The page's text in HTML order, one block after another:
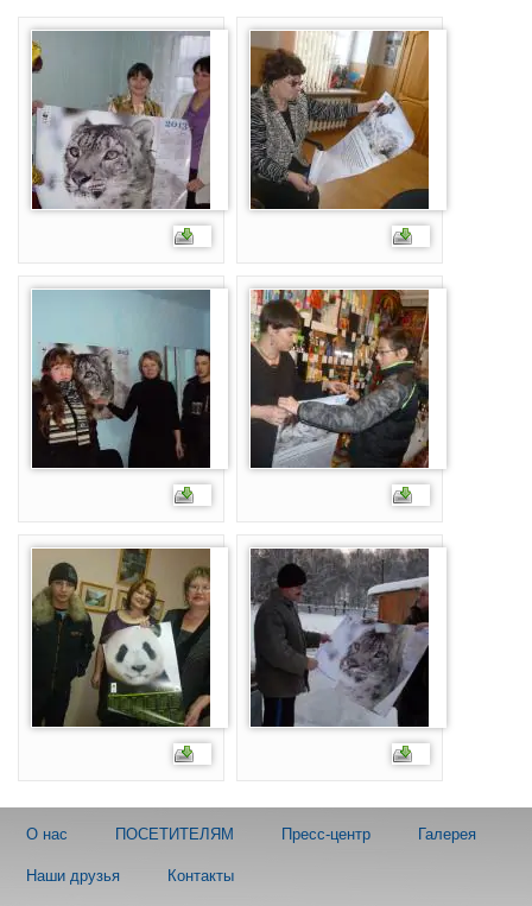
О нас ПОСЕТИТЕЛЯМ Пресс-центр Галерея
Наши друзья Контакты